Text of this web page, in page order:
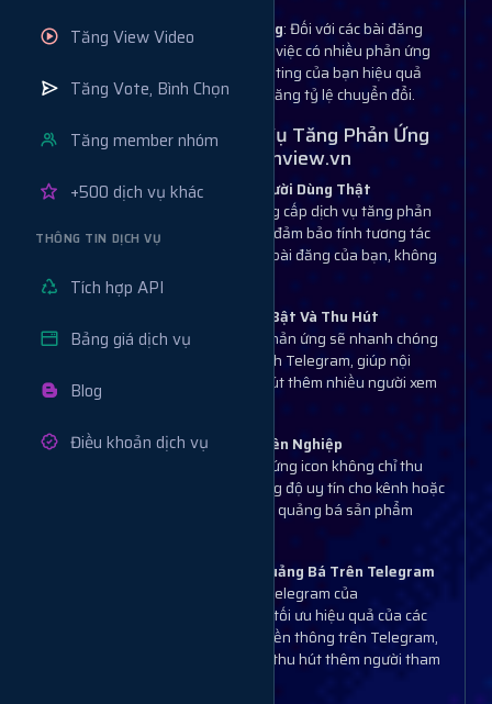
Tăng View Video
Tăng Vote, Bình Chọn
Tăng member nhóm
+500 dịch vụ khác
THÔNG TIN DỊCH VỤ
Tích hợp API
Bảng giá dịch vụ
Blog
Điều khoản dịch vụ
Hỗ Trợ Chiến Dịch Marketing: Đối với các bài đăng
quảng bá sản phẩm, dịch vụ, việc có nhiều phản ứng
icon sẽ giúp chiến dịch marketing của bạn hiệu quả
hơn, thu hút sự chú ý và gia tăng tỷ lệ chuyển đổi.
Lợi Ích Khi Sử Dụng Dịch Vụ Tăng Phản Ứng
Icon Telegram Tại Muabanview.vn
Tăng Phản Ứng Thật Từ Người Dùng Thật
Muabanview.vn cam kết cung cấp dịch vụ tăng phản
ứng icon từ người dùng thật, đảm bảo tính tương tác
thật sự và bền vững cho các bài đăng của bạn, không
sử dụng icon phản ứng ảo.
Giúp Nội Dung Trở Nên Nổi Bật Và Thu Hút
Các bài đăng có nhiều icon phản ứng sẽ nhanh chóng
nổi bật trong nhóm hoặc kênh Telegram, giúp nội
dung của bạn dễ dàng thu hút thêm nhiều người xem
và tạo ra ấn tượng mạnh mẽ.
Tăng Cường Uy Tín Và Chuyên Nghiệp
Một bài đăng có nhiều phản ứng icon không chỉ thu
hút sự chú ý mà còn giúp tăng độ uy tín cho kênh hoặc
nhóm của bạn, đặc biệt là khi quảng bá sản phẩm
Hỗ Trợ Tối Ưu Chiến Dịch Quảng Bá Trên Telegram
Dịch vụ tăng phản ứng icon Telegram của
Muabanview.vn sẽ giúp bạn tối ưu hiệu quả của các
chiến dịch quảng cáo và truyền thông trên Telegram,
giúp tăng cường sự chú ý và thu hút thêm người tham